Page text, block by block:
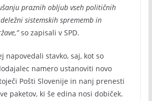
praznih obljub vseh političnih
sistemskih sprememb in
so zapisali v SPD.
napovedali stavko, saj, kot so
namero ustanoviti novo
Pošti Slovenije in nanj prenesti
paketov, ki še edina nosi dobiček.